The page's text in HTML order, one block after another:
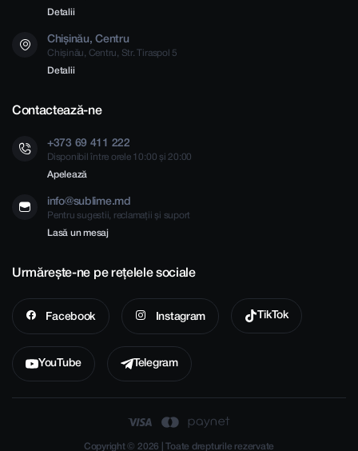
Detalii
Chișinău, Centru
Chișinău, Centru, Str. Tiraspol 5
Detalii
Contactează-ne
+373 69 411 222
Disponibil între orele 10:00 și 20:00
Apelează
info@sublime.md
Pentru sugestii, reclamații și suport
Lasă un mesaj
Urmărește-ne pe rețelele sociale
Facebook Instagram TikTok
YouTube Telegram
Copyright © 2026 | Toate drepturile rezervate